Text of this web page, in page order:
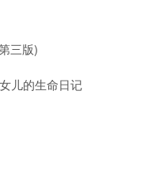
三版)
儿的生命日记